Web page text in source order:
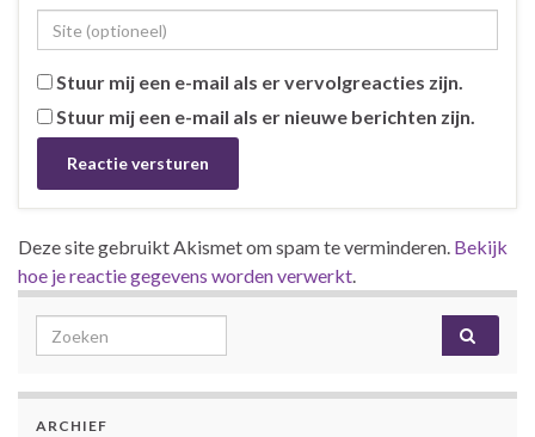
Stuur mij een e-mail als er vervolgreacties zijn.
Stuur mij een e-mail als er nieuwe berichten zijn.
Deze site gebruikt Akismet om spam te verminderen. Bekijk
hoe je reactie gegevens worden verwerkt.
Search for:
ARCHIEF